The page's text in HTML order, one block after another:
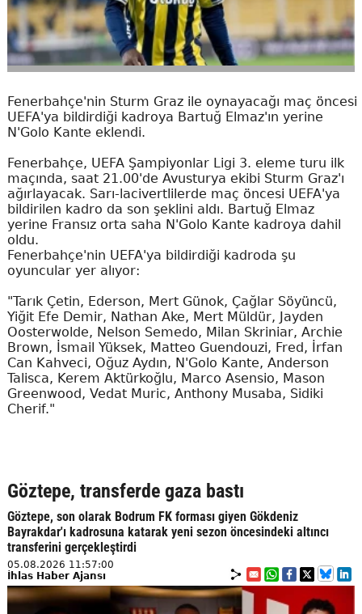
Fenerbahçe'nin Sturm Graz ile oynayacağı maç öncesi
UEFA'ya bildirdiği kadroya Bartuğ Elmaz'ın yerine
N'Golo Kante eklendi.
Fenerbahçe, UEFA Şampiyonlar Ligi 3. eleme turu ilk
maçında, saat 21.00'de Avusturya ekibi Sturm Graz'ı
ağırlayacak. Sarı-lacivertlilerde maç öncesi UEFA'ya
bildirilen kadro da son şeklini aldı. Bartuğ Elmaz
yerine Fransız orta saha N'Golo Kante kadroya dahil
oldu.
Fenerbahçe'nin UEFA'ya bildirdiği kadroda şu
oyuncular yer alıyor:
"Tarık Çetin, Ederson, Mert Günok, Çağlar Söyüncü,
Yiğit Efe Demir, Nathan Ake, Mert Müldür, Jayden
Oosterwolde, Nelson Semedo, Milan Skriniar, Archie
Brown, İsmail Yüksek, Matteo Guendouzi, Fred, İrfan
Can Kahveci, Oğuz Aydın, N'Golo Kante, Anderson
Talisca, Kerem Aktürkoğlu, Marco Asensio, Mason
Greenwood, Vedat Muric, Anthony Musaba, Sidiki
Cherif."
Göztepe, transferde gaza bastı
Göztepe, son olarak Bodrum FK forması giyen Gökdeniz
Bayrakdar'ı kadrosuna katarak yeni sezon öncesindeki altıncı
transferini gerçekleştirdi
05.08.2026 11:57:00
İhlas Haber Ajansı